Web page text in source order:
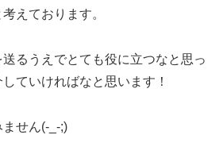
えております。
るうえでとても役に立つなと思っ
ていければなと思います！
せん(-_-;)